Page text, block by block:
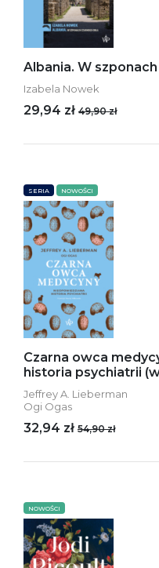
Albania. W
Izabela Nowek
29,94 zł 49,90 zł
SERIA NOWOŚCI
Czarna owca
historia psychiatrii
Jeffrey A. Lieberman
Ogi Ogas
32,94 zł 54,90 zł
NOWOŚCI